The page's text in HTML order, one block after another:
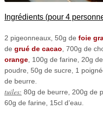
Ingrédients (pour 4
2 pigeonneaux, 50g de foie
de grué de cacao , 700g de
orange, 100g de farine, 20g
poudre, 50g de sucre, 1
de beurre.
tuiles: 80g de beurre, 200g de
60g de farine, 15cl d’eau.